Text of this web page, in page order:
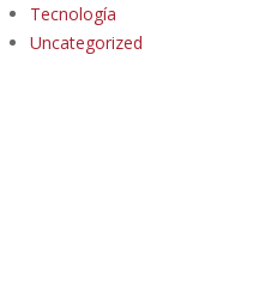
Tecnología
Uncategorized